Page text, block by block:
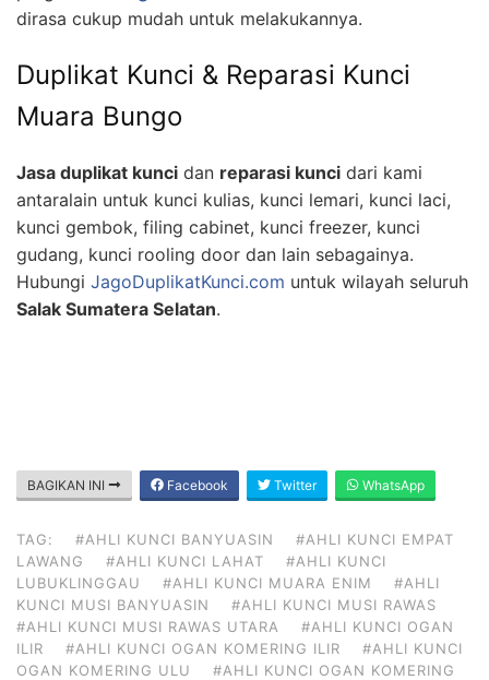
dirasa cukup mudah untuk melakukannya.
Duplikat Kunci & Reparasi Kunci
Muara Bungo
Jasa duplikat kunci dan reparasi kunci dari kami
antaralain untuk kunci kulias, kunci lemari, kunci laci,
kunci gembok, filing cabinet, kunci freezer, kunci
gudang, kunci rooling door dan lain sebagainya.
Hubungi JagoDuplikatKunci.com untuk wilayah seluruh
Salak Sumatera Selatan.
BAGIKAN INI Facebook Twitter WhatsApp
TAG: #AHLI KUNCI BANYUASIN
#AHLI KUNCI EMPAT
LAWANG
#AHLI KUNCI LAHAT
#AHLI KUNCI
LUBUKLINGGAU
#AHLI KUNCI MUARA ENIM
#AHLI
KUNCI MUSI BANYUASIN
#AHLI KUNCI MUSI RAWAS
#AHLI KUNCI MUSI RAWAS UTARA
#AHLI KUNCI OGAN
ILIR
#AHLI KUNCI OGAN KOMERING ILIR
#AHLI KUNCI
OGAN KOMERING ULU
#AHLI KUNCI OGAN KOMERING